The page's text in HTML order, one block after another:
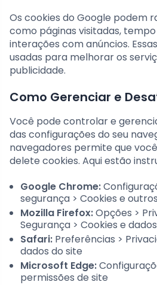
Os cookies do Google podem
como páginas visitadas,
interações com anúncios.
usadas para melhorar os
publicidade.
Como Gerenciar e
Você pode controlar e
das configurações do seu
navegadores permite que
delete cookies. Aqui estão
Google Chrome:
segurança > Cookies e
Mozilla Firefox:Opções >
Segurança > Cookies e
Safari: Preferências >
dados do site
Microsoft Edge:
permissões de site